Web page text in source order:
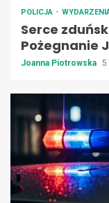
POLICJA
Serce
Pożegnanie
Joanna Piotrowska 5